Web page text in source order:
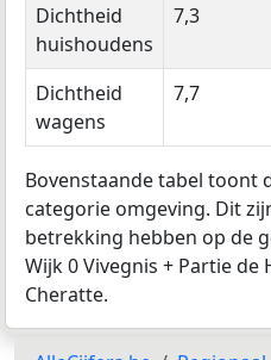
Dichtheid
huishoudens
7,3
Dichtheid
wagens
7,7
Bovenstaande tabel toont
categorie omgeving. Dit
betrekking hebben op de
Wijk 0 Vivegnis + Partie de
Cheratte.